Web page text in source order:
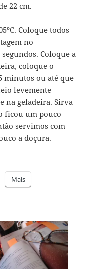
22 cm.
Coloque todos
no
Coloque a
coloque o
minutos ou até que
levemente
na geladeira. Sirva
ficou um pouco
servimos com
a doçura.
Mais